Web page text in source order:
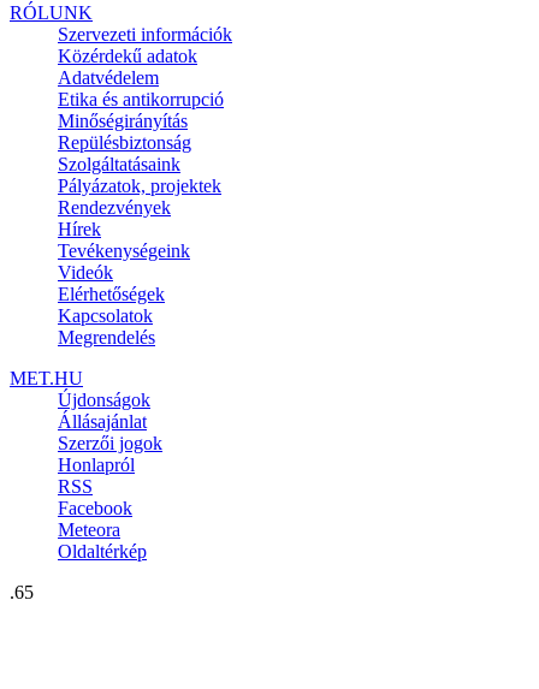
RÓLUNK
Szervezeti információk
Közérdekű adatok
Adatvédelem
Etika és antikorrupció
Minőségirányítás
Repülésbiztonság
Szolgáltatásaink
Pályázatok, projektek
Rendezvények
Hírek
Tevékenységeink
Videók
Elérhetőségek
Kapcsolatok
Megrendelés
MET.HU
Újdonságok
Állásajánlat
Szerzői jogok
Honlapról
RSS
Facebook
Meteora
Oldaltérkép
.65